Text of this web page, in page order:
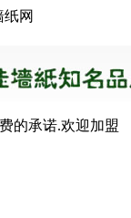
网
的承诺.欢迎加盟